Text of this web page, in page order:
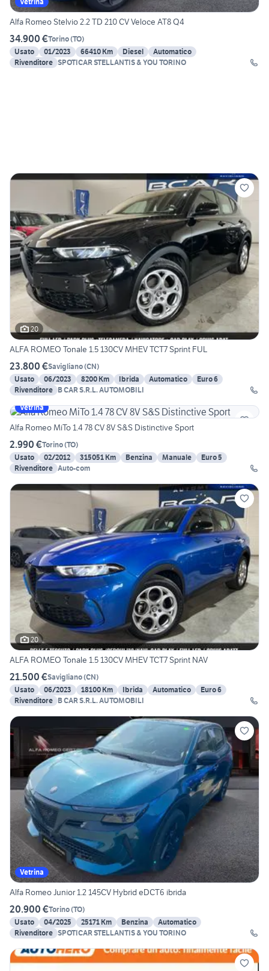
Alfa Romeo Stelvio 2.2 TD 210 CV Veloce AT8 Q4
34.900 €Torino(TO)
Usato
01/2023 66410 Km Diesel
Automatico
Rivenditore SPOTICAR STELLANTIS & YOU TORINO
20
ALFA ROMEO Tonale 1.5 130CV MHEV TCT7 Sprint FUL
23.800 €Savigliano(CN)
Usato
06/2023 8200 Km Ibrida Automatico
Euro 6
Rivenditore B CAR S.R.L. AUTOMOBILI
Vetrina
Alfa Romeo MiTo 1.4 78 CV 8V S&S Distinctive Sport
2.990 €Torino(TO)
Usato
02/2012 315051 Km Benzina Manuale
Euro 5
Rivenditore Auto-com
20
ALFA ROMEO Tonale 1.5 130CV MHEV TCT7 Sprint NAV
21.500 €Savigliano(CN)
Usato
06/2023 18100 Km Ibrida Automatico
Euro 6
Rivenditore B CAR S.R.L. AUTOMOBILI
Vetrina
Alfa Romeo Junior 1.2 145CV Hybrid eDCT6 ibrida
20.900 €Torino(TO)
Usato
04/2025 25171 Km Benzina
Automatico
Rivenditore SPOTICAR STELLANTIS & YOU TORINO